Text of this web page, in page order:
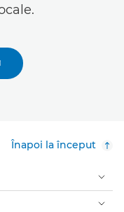
Înapoi la început